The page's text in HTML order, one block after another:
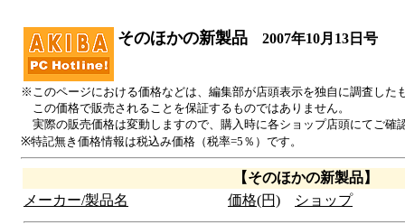
そのほかの新製品 2007年10月13日号
※このページにおける価格などは、編集部が店頭表示を独自に調査した
この価格で販売されることを保証するものではありません。
実際の販売価格は変動しますので、購入時に各ショップ店頭にてご確
※特記無き価格情報は税込み価格（税率=5％）です。
【そのほかの新製品】
メーカー/製品名
価格(円) ショップ